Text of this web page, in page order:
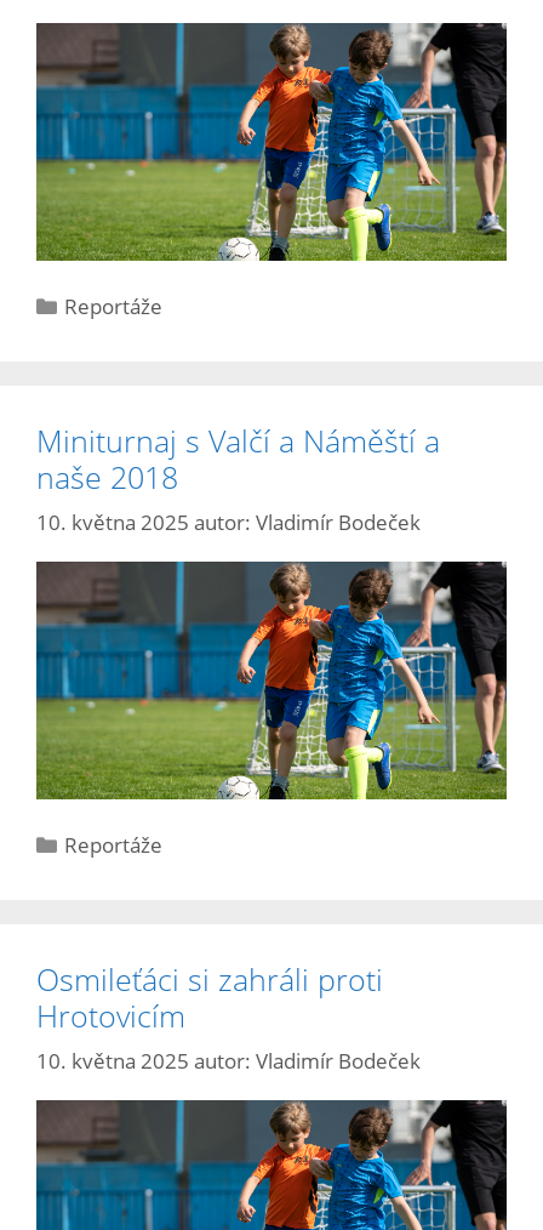
Reportáže
Miniturnaj s Valčí a Náměští a
naše 2018
10. května 2025 autor: Vladimír Bodeček
Reportáže
Osmileťáci si zahráli proti
Hrotovicím
10. května 2025 autor: Vladimír Bodeček